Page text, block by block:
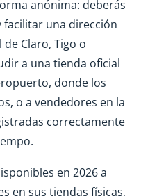
anónima: deberás
una dirección
Claro, Tigo o
a una tienda oficial
donde los
o a vendedores en la
correctamente
en 2026 a
en sus tiendas físicas,